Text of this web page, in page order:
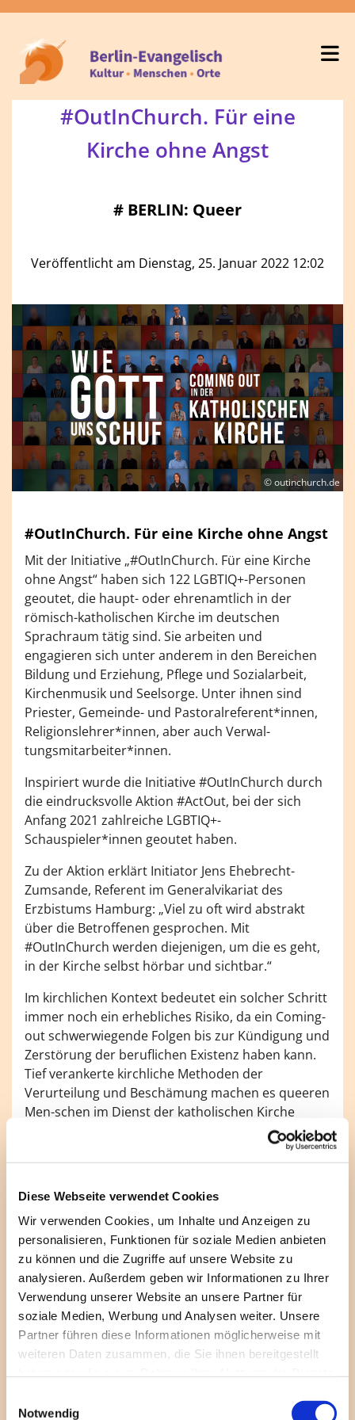
Diese Webseite verwendet Cookies
Wir verwenden Cookies, um Inhalte und Anzeigen zu
personalisieren, Funktionen für soziale Medien anbieten
zu können und die Zugriffe auf unsere Website zu
analysieren. Außerdem geben wir Informationen zu Ihrer
Verwendung unserer Website an unsere Partner für
soziale Medien, Werbung und Analysen weiter. Unsere
Partner führen diese Informationen möglicherweise mit
weiteren Daten zusammen, die Sie ihnen bereitgestellt
Notwendig
#OutInChurch. Für eine
Kirche ohne Angst
# BERLIN: Queer
Veröffentlicht am Dienstag, 25. Januar 2022 12:02
© outinchurch.de
#OutInChurch. Für eine Kirche ohne Angst
Mit der Initiative „#OutInChurch. Für eine Kirche
ohne Angst“ haben sich 122 LGBTIQ+-Personen
geoutet, die haupt- oder ehrenamtlich in der
römisch-katholischen Kirche im deutschen
Sprachraum tätig sind. Sie arbeiten und
engagieren sich unter anderem in den Bereichen
Bildung und Erziehung, Pflege und Sozialarbeit,
Kirchenmusik und Seelsorge. Unter ihnen sind
Priester, Gemeinde- und Pastoralreferent*innen,
Religionslehrer*innen, aber auch Verwal-
tungsmitarbeiter*innen.
Inspiriert wurde die Initiative #OutInChurch durch
die eindrucksvolle Aktion #ActOut, bei der sich
Anfang 2021 zahlreiche LGBTIQ+-
Schauspieler*innen geoutet haben.
Zu der Aktion erklärt Initiator Jens Ehebrecht-
Zumsande, Referent im Generalvikariat des
Erzbistums Hamburg: „Viel zu oft wird abstrakt
über die Betroffenen gesprochen. Mit
#OutInChurch werden diejenigen, um die es geht,
in der Kirche selbst hörbar und sichtbar.“
Im kirchlichen Kontext bedeutet ein solcher Schritt
immer noch ein erhebliches Risiko, da ein Coming-
out schwerwiegende Folgen bis zur Kündigung und
Zerstörung der beruflichen Existenz haben kann.
Tief verankerte kirchliche Methoden der
Verurteilung und Beschämung machen es queeren
Men-schen im Dienst der katholischen Kirche
Die Initiative #OutInChurch möchte zu einer
Menschenfreund-lichkeit der katholischen Kirche
beitragen.
Das Manifest der Initiative zielt mit seinen
Forderungen u. a. darauf ab,
- diffamierende Aussagen der kirchlichen Lehre zu
Geschlechtlichkeit und Sexualität auf Grund-lage
theologischer und humanwissenschaftlicher
Erkenntnisse zu revidieren;
Leben entsprechend der eigenen sexuellen